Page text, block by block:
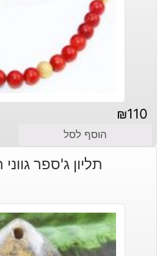
₪110
הוסף לסל
תליון ג'ספר